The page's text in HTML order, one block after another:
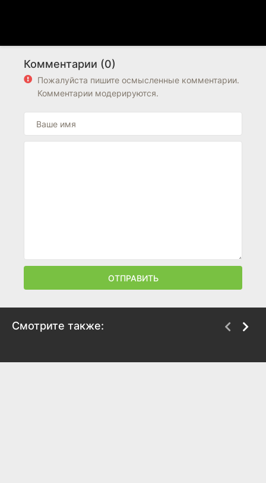
Комментарии (0)
Пожалуйста пишите осмысленные комментарии.
Комментарии модерируются.
ОТПРАВИТЬ
Смотрите также: